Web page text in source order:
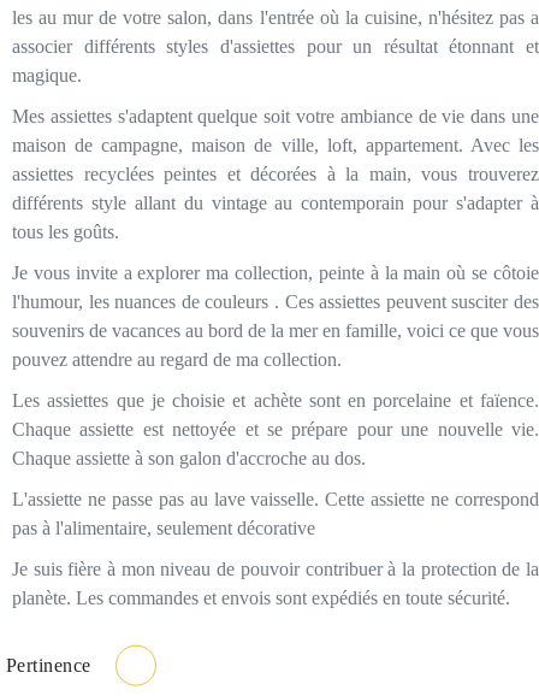
les au mur de votre salon, dans l'entrée où la cuisine, n'hésitez pas a
associer différents styles d'assiettes pour un résultat étonnant et
magique.
Mes assiettes s'adaptent quelque soit votre ambiance de vie dans une
maison de campagne, maison de ville, loft, appartement. Avec les
assiettes recyclées peintes et décorées à la main, vous trouverez
différents style allant du vintage au contemporain pour s'adapter à
tous les goûts.
Je vous invite a explorer ma collection, peinte à la main où se côtoie
l'humour, les nuances de couleurs . Ces assiettes peuvent susciter des
souvenirs de vacances au bord de la mer en famille, voici ce que vous
pouvez attendre au regard de ma collection.
Les assiettes que je choisie et achète sont en porcelaine et faïence.
Chaque assiette est nettoyée et se prépare pour une nouvelle vie.
Chaque assiette à son galon d'accroche au dos.
L'assiette ne passe pas au lave vaisselle. Cette assiette ne correspond
pas à l'alimentaire, seulement décorative
Je suis fière à mon niveau de pouvoir contribuer à la protection de la
planète. Les commandes et envois sont expédiés en toute sécurité.
Pertinence